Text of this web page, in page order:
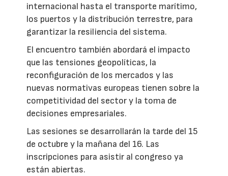
internacional hasta el transporte marítimo,
los puertos y la distribución terrestre, para
garantizar la resiliencia del sistema.
El encuentro también abordará el impacto
que las tensiones geopolíticas, la
reconfiguración de los mercados y las
nuevas normativas europeas tienen sobre la
competitividad del sector y la toma de
decisiones empresariales.
Las sesiones se desarrollarán la tarde del 15
de octubre y la mañana del 16. Las
inscripciones para asistir al congreso ya
están abiertas.